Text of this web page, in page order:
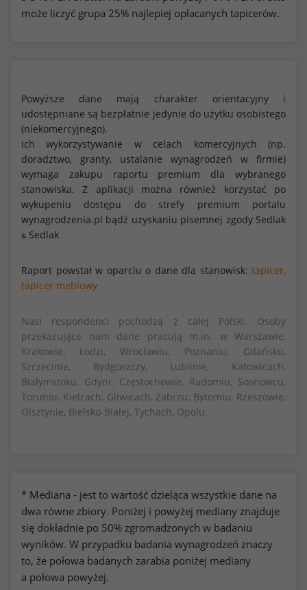
może liczyć grupa 25% najlepiej opłacanych tapicerów.
Powyższe dane mają charakter orientacyjny i
udostępniane są bezpłatnie jedynie do użytku osobistego
(niekomercyjnego).
Ich wykorzystywanie w celach komercyjnych (np.
doradztwo, granty, ustalanie wynagrodzeń w firmie)
wymaga zakupu raportu premium dla wybranego
stanowiska. Z aplikacji można również korzystać po
wykupeniu dostępu do strefy premium portalu
wynagrodzenia.pl bądź uzyskaniu pisemnej zgody Sedlak
& Sedlak
Raport powstał w oparciu o dane dla stanowisk: tapicer,
tapicer meblowy.
Nasi respondenci pochodzą z całej Polski. Osoby
przekazujące nam dane pracują m.in. w Warszawie,
Krakowie, Łodzi, Wrocławiu, Poznaniu, Gdańsku,
Szczecinie, Bydgoszczy, Lublinie, Katowicach,
Białymstoku, Gdyni, Częstochowie, Radomiu, Sosnowcu,
Toruniu, Kielcach, Gliwicach, Zabrzu, Bytomiu, Rzeszowie,
Olsztynie, Bielsko-Białej, Tychach, Opolu.
* Mediana - jest to wartość dzieląca wszystkie dane na
dwa równe zbiory. Poniżej i powyżej mediany znajduje
się dokładnie po 50% zgromadzonych w badaniu
wyników. W przypadku badania wynagrodzeń znaczy
to, że połowa badanych zarabia poniżej mediany
a połowa powyżej.